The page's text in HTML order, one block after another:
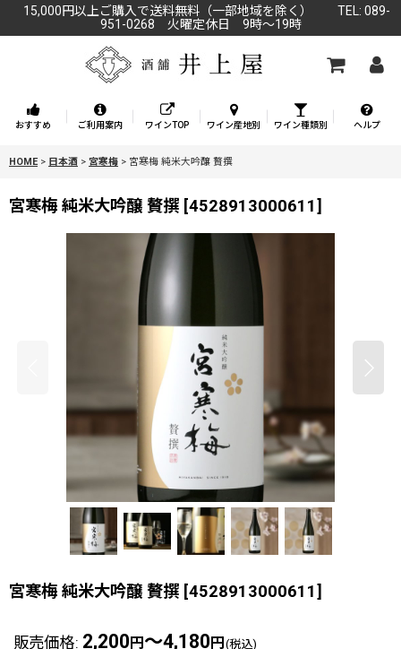
15,000円以上ご購入で送料無料（一部地域を除く） TEL: 089-
951-0268 火曜定休日 9時～19時
おすすめ ご利用案内 ワインTOP ワイン産地別 ワイン種類別 ヘルプ
HOME > 日本酒 > 宮寒梅 > 宮寒梅 純米大吟醸 贅撰
宮寒梅 純米大吟醸 贅撰 [4528913000611]
宮寒梅 純米大吟醸 贅撰 [4528913000611]
販売価格: 2,200 円 ～4,180 円 (税込)